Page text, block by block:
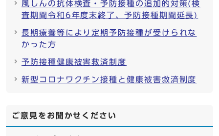
風しんの抗体検査・予防接種の追加的対策(検
査期間令和6年度末終了、予防接種期間延長)
長期療養等により定期予防接種が受けられな
かった方
予防接種健康被害救済制度
新型コロナワクチン接種と健康被害救済制度
ご意見をお聞かせください